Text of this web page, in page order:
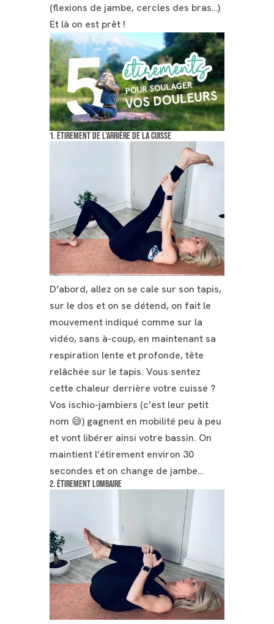
(flexions de jambe, cercles des bras…)
Et là on est prêt !
1. Étirement de l’arrière de la cuisse
D’abord, allez on se cale sur son tapis,
sur le dos et on se détend, on fait le
mouvement indiqué comme sur la
vidéo, sans à-coup, en maintenant sa
respiration lente et profonde, tête
relâchée sur le tapis. Vous sentez
cette chaleur derrière votre cuisse ?
Vos ischio-jambiers (c’est leur petit
nom 😅) gagnent en mobilité peu à peu
et vont libérer ainsi votre bassin. On
maintient l’étirement environ 30
secondes et on change de jambe…
2. Étirement lombaire